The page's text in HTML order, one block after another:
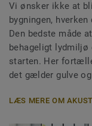
Vi ønsker ikke at
bygningen,
Den bedste måde
behageligt
starten. Her
det gælder gulve
LÆS MERE OM